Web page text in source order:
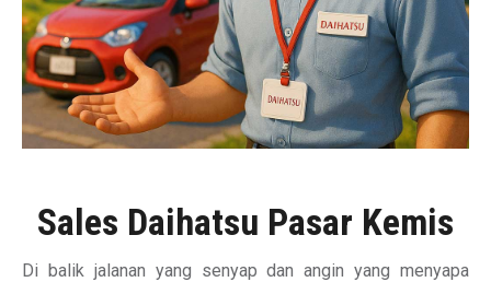
Sales Daihatsu Pasar Kemis
Di balik jalanan yang senyap dan angin yang menyapa